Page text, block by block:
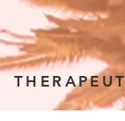
Politique de